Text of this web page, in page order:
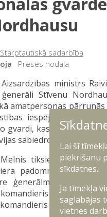
Starptautiskā sadarbība
Preses nodaļa
ministrs
Stīvenu
amatpersonas
iespējas. Īpaša
gvardi, kas jau vairāk
sabiedrotajiem.
tiksies arī ar
padomnieks Džons
ģenerālmajore
Lai šī
piekrišanu
sīkdatnes.
Ja tīmekļa
saglabājas
vietnes